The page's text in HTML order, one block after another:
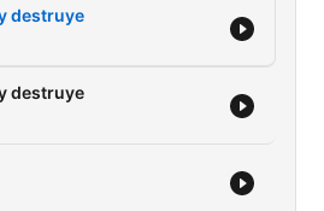
destruye
destruye